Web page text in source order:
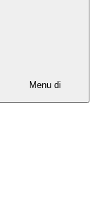
Menu di